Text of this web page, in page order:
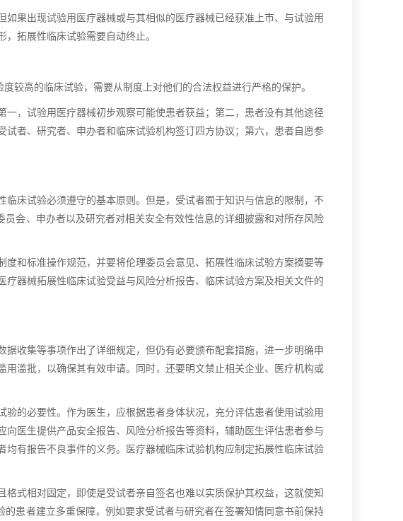
果出现试验用医疗器械或与其相似的医疗器械已经获准上市、与试验用
拓展性临床试验需要自动终止。
较高的临床试验，需要从制度上对他们的合法权益进行严格的保护。
，试验用医疗器械初步观察可能使患者获益；第二，患者没有其他途径
者、研究者、申办者和临床试验机构签订四方协议；第六，患者自愿参
床试验必须遵守的基本原则。但是，受试者囿于知识与信息的限制，不
会、申办者以及研究者对相关安全有效性信息的详细披露和对所存风险
和标准操作规范，并要将伦理委员会意见、拓展性临床试验方案摘要等
器械拓展性临床试验受益与风险分析报告、临床试验方案及相关文件的
收集等事项作出了详细规定，但仍有必要颁布配套措施，进一步明确申
滥批，以确保其有效申请。同时，还要明文禁止相关企业、医疗机构或
的必要性。作为医生，应根据患者身体状况，充分评估患者使用试验用
医生提供产品安全报告、风险分析报告等资料，辅助医生评估患者参与
有报告不良事件的义务。医疗器械临床试验机构应制定拓展性临床试验
式相对固定，即使是受试者亲自签名也难以实质保护其权益，这就使知
患者建立多重保障，例如要求受试者与研究者在签署知情同意书前保持